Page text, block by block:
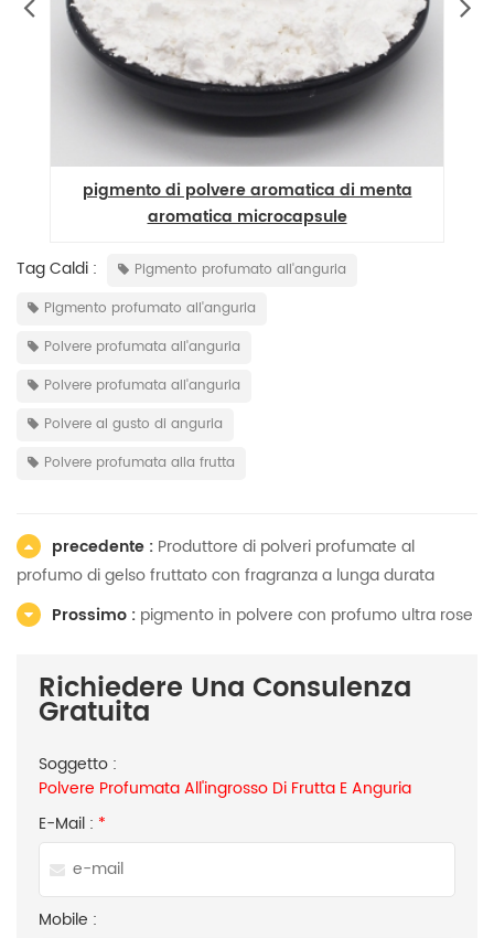
pigmento di polvere aromatica di menta
aromatica microcapsule
Tag Caldi :
Pigmento profumato all'anguria
Pigmento profumato all'anguria
Polvere profumata all'anguria
Polvere profumata all'anguria
Polvere al gusto di anguria
Polvere profumata alla frutta
precedente : Produttore di polveri profumate al
profumo di gelso fruttato con fragranza a lunga durata
Prossimo : pigmento in polvere con profumo ultra rose
Richiedere Una Consulenza
Gratuita
Soggetto :
Polvere Profumata All'ingrosso Di Frutta E Anguria
E-Mail : *
Mobile :